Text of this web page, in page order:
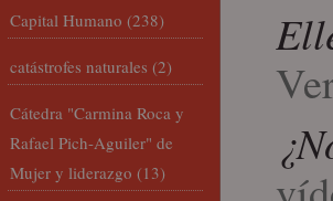
Capital Humano (238)
catástrofes naturales (2)
Cátedra "Carmina Roca y
Rafael Pich-Aguiler" de
Mujer y liderazgo (13)